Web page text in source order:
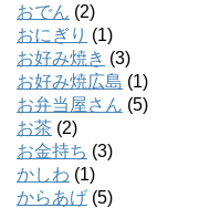
おでん (2)
おにぎり (1)
お好み焼き (3)
お好み焼広島 (1)
お弁当屋さん (5)
お茶 (2)
お金持ち (3)
かしわ (1)
からあげ (5)